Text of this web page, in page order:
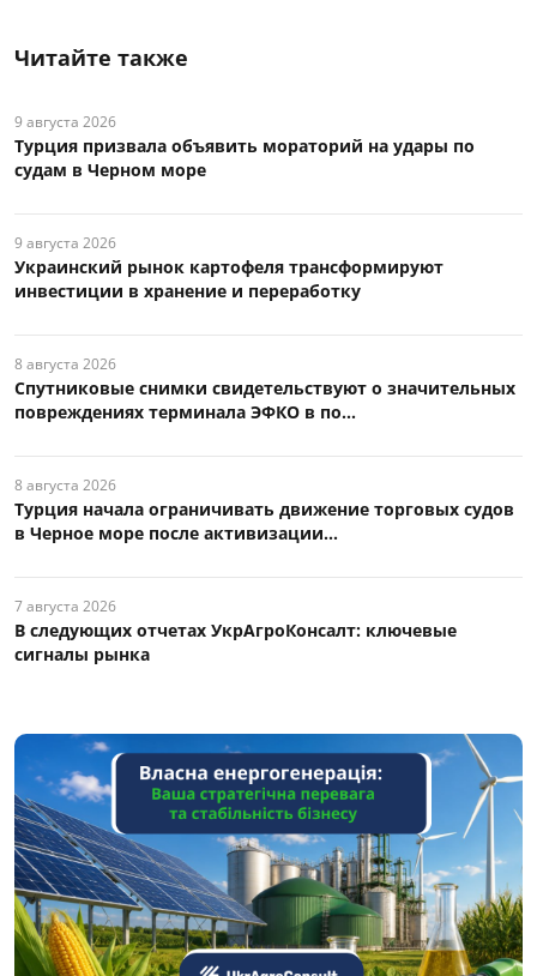
Читайте также
9 августа 2026
Турция призвала объявить мораторий на удары по
судам в Черном море
9 августа 2026
Украинский рынок картофеля трансформируют
инвестиции в хранение и переработку
8 августа 2026
Спутниковые снимки свидетельствуют о значительных
повреждениях терминала ЭФКО в по...
8 августа 2026
Турция начала ограничивать движение торговых судов
в Черное море после активизации...
7 августа 2026
В следующих отчетах УкрАгроКонсалт: ключевые
сигналы рынка